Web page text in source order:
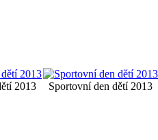
2013 Sportovní den dětí 2013